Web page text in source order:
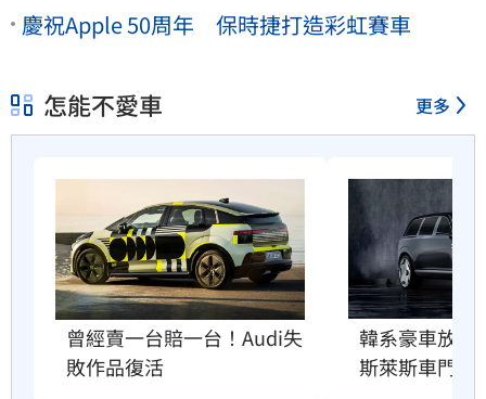
慶祝Apple 50周年 保時捷打造彩虹賽車
怎能不愛車 更多
曾經賣一台賠一台！Audi失
敗作品復活
韓系豪車放大
斯萊斯車門」